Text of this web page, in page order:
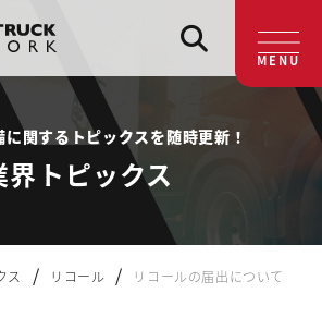
MENU
に関するトピックスを随時更新！
界トピックス
ス / リコール /
リコールの届出について